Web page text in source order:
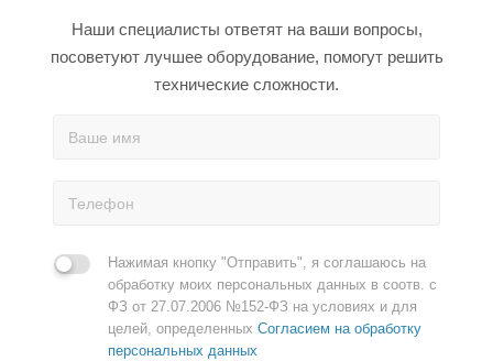
Наши специалисты ответят на ваши вопросы,
посоветуют лучшее оборудование, помогут решить
технические сложности.
Нажимая кнопку "Отправить", я соглашаюсь на
обработку моих персональных данных в соотв. с
ФЗ от 27.07.2006 №152-ФЗ на условиях и для
целей, определенных Согласием на обработку
персональных данных